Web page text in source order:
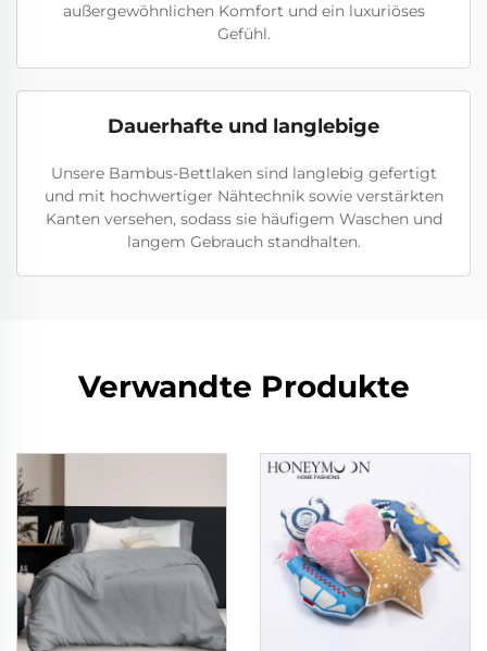
außergewöhnlichen Komfort und ein luxuriöses
Gefühl.
Dauerhafte und langlebige
Unsere Bambus-Bettlaken sind langlebig gefertigt
und mit hochwertiger Nähtechnik sowie verstärkten
Kanten versehen, sodass sie häufigem Waschen und
langem Gebrauch standhalten.
Verwandte Produkte